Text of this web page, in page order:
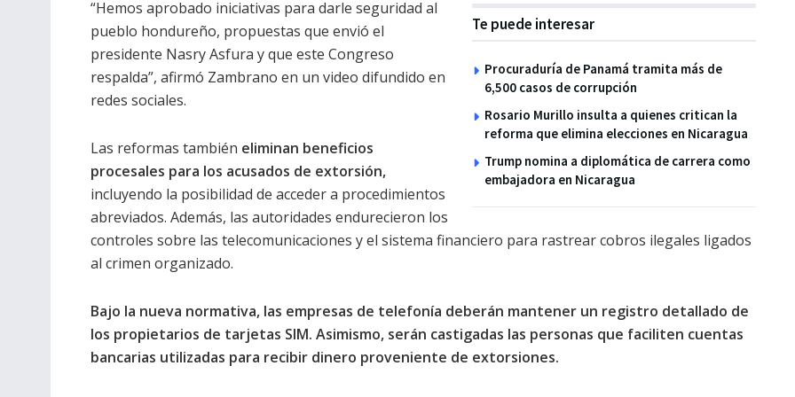
Te puede interesar
Procuraduría de Panamá tramita más de
6,500 casos de corrupción
Rosario Murillo insulta a quienes critican la
reforma que elimina elecciones en Nicaragua
Trump nomina a diplomática de carrera como
embajadora en Nicaragua
“Hemos aprobado iniciativas para darle seguridad al
pueblo hondureño, propuestas que envió el
presidente Nasry Asfura y que este Congreso
respalda”, afirmó Zambrano en un video difundido en
redes sociales.
Las reformas también eliminan beneficios
procesales para los acusados de extorsión,
incluyendo la posibilidad de acceder a procedimientos
abreviados. Además, las autoridades endurecieron los
controles sobre las telecomunicaciones y el sistema financiero para rastrear cobros ilegales ligados
al crimen organizado.
Bajo la nueva normativa, las empresas de telefonía deberán mantener un registro detallado de
los propietarios de tarjetas SIM. Asimismo, serán castigadas las personas que faciliten cuentas
bancarias utilizadas para recibir dinero proveniente de extorsiones.